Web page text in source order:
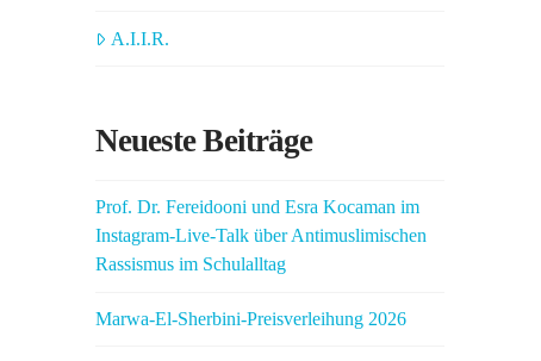
A.I.I.R.
Neueste Beiträge
Prof. Dr. Fereidooni und Esra Kocaman im
Instagram-Live-Talk über Antimuslimischen
Rassismus im Schulalltag
Marwa-El-Sherbini-Preisverleihung 2026